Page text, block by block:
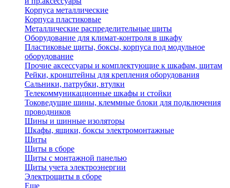
Корпуса металлические
Корпуса пластиковые
Металлические распределительные щиты
Оборудование для климат-контроля в шкафу
Пластиковые щиты, боксы, корпуса под модульное
оборудование
Прочие аксессуары и комплектующие к шкафам, щитам
Рейки, кронштейны для крепления оборудования
Сальники, патрубки, втулки
Телекоммуникационные шкафы и стойки
Токоведущие шины, клеммные блоки для подключения
проводников
Шины и шинные изоляторы
Шкафы, ящики, боксы электромонтажные
Щиты
Щиты в сборе
Щиты с монтажной панелью
Щиты учета электроэнергии
Электрощиты в сборе
Еще